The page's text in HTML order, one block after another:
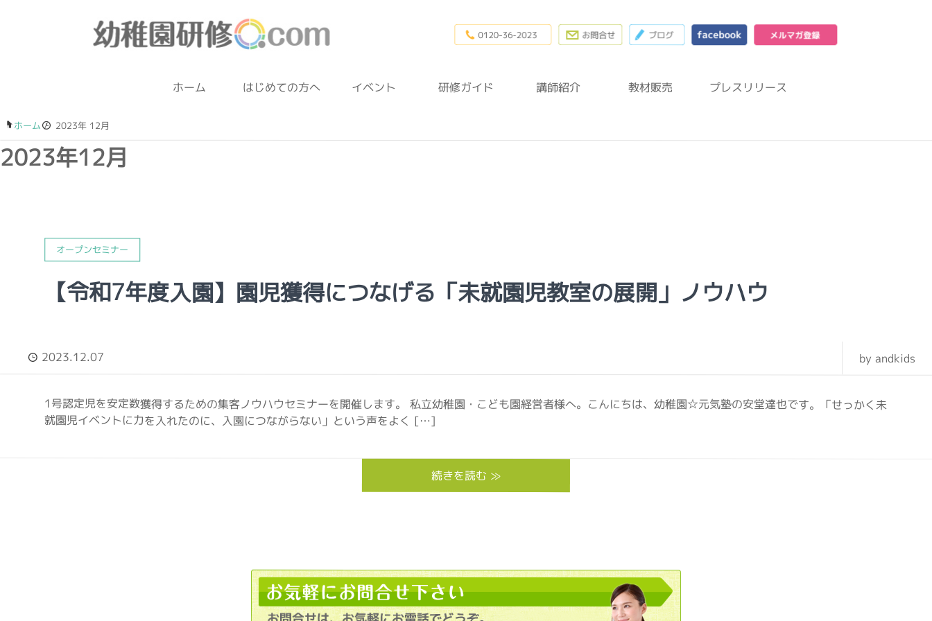
幼稚園研修.com
0120-36-2023 お問合わせフォーム
ブログ facebook
ホーム はじめての方へ イベント 研修ガイド 講師紹介 教材販売 プレスリリース
ホーム/ 2023年 12月
2023年12月
オープンセミナー
【令和7年度入園】園児獲得につなげる「未就園児教室の展開」ノウハウ
2023.12.07 by andkids
1号認定児を安定数獲得するための集客ノウハウセミナーを開催します。 私立幼稚園・こども園経営者様へ。こんにちは、幼稚園☆元気塾の安堂達也です。「せっかく未
就園児イベントに力を入れたのに、入園につながらない」という声をよく […]
続きを読む ≫